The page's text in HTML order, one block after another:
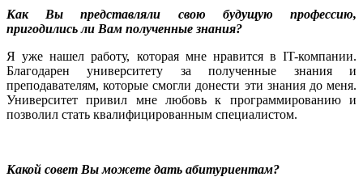
Как Вы представляли свою будущую профессию,
пригодились ли Вам полученные знания?
Я уже нашел работу, которая мне нравится в IT-компании.
Благодарен университету за полученные знания и
преподавателям, которые смогли донести эти знания до меня.
Университет привил мне любовь к программированию и
позволил стать квалифицированным специалистом.
Какой совет Вы можете дать абитуриентам?